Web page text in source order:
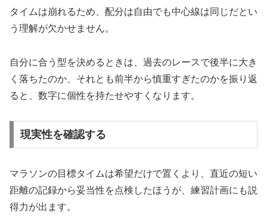
タイムは崩れるため、配分は自由でも中心線は同じだとい
う理解が欠かせません。
自分に合う型を決めるときは、過去のレースで後半に大き
く落ちたのか、それとも前半から慎重すぎたのかを振り返
ると、数字に個性を持たせやすくなります。
現実性を確認する
マラソンの目標タイムは希望だけで置くより、直近の短い
距離の記録から妥当性を点検したほうが、練習計画にも説
得力が出ます。